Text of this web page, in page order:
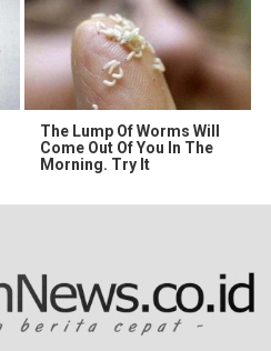
The Lump Of Worms Will
Come Out Of You In The
Morning. Try It